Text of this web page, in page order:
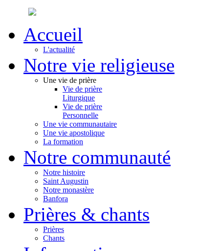
Accueil
L'actualité
Notre vie religieuse
Une vie de prière
Vie de prière
Liturgique
Vie de prière
Personnelle
Une vie communautaire
Une vie apostolique
La formation
Notre communauté
Notre histoire
Saint Augustin
Notre monastère
Banfora
Prières & chants
Prières
Chants